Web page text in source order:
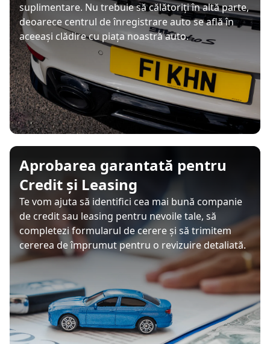
suplimentare. Nu trebuie să călătoriți în altă parte,
deoarece centrul de înregistrare auto se află în
aceeași clădire cu piața noastră auto.
Aprobarea garantată pentru
Credit și Leasing
Te vom ajuta să identifici cea mai bună companie
de credit sau leasing pentru nevoile tale, să
completezi formularul de cerere și să trimitem
cererea de împrumut pentru o revizuire detaliată.